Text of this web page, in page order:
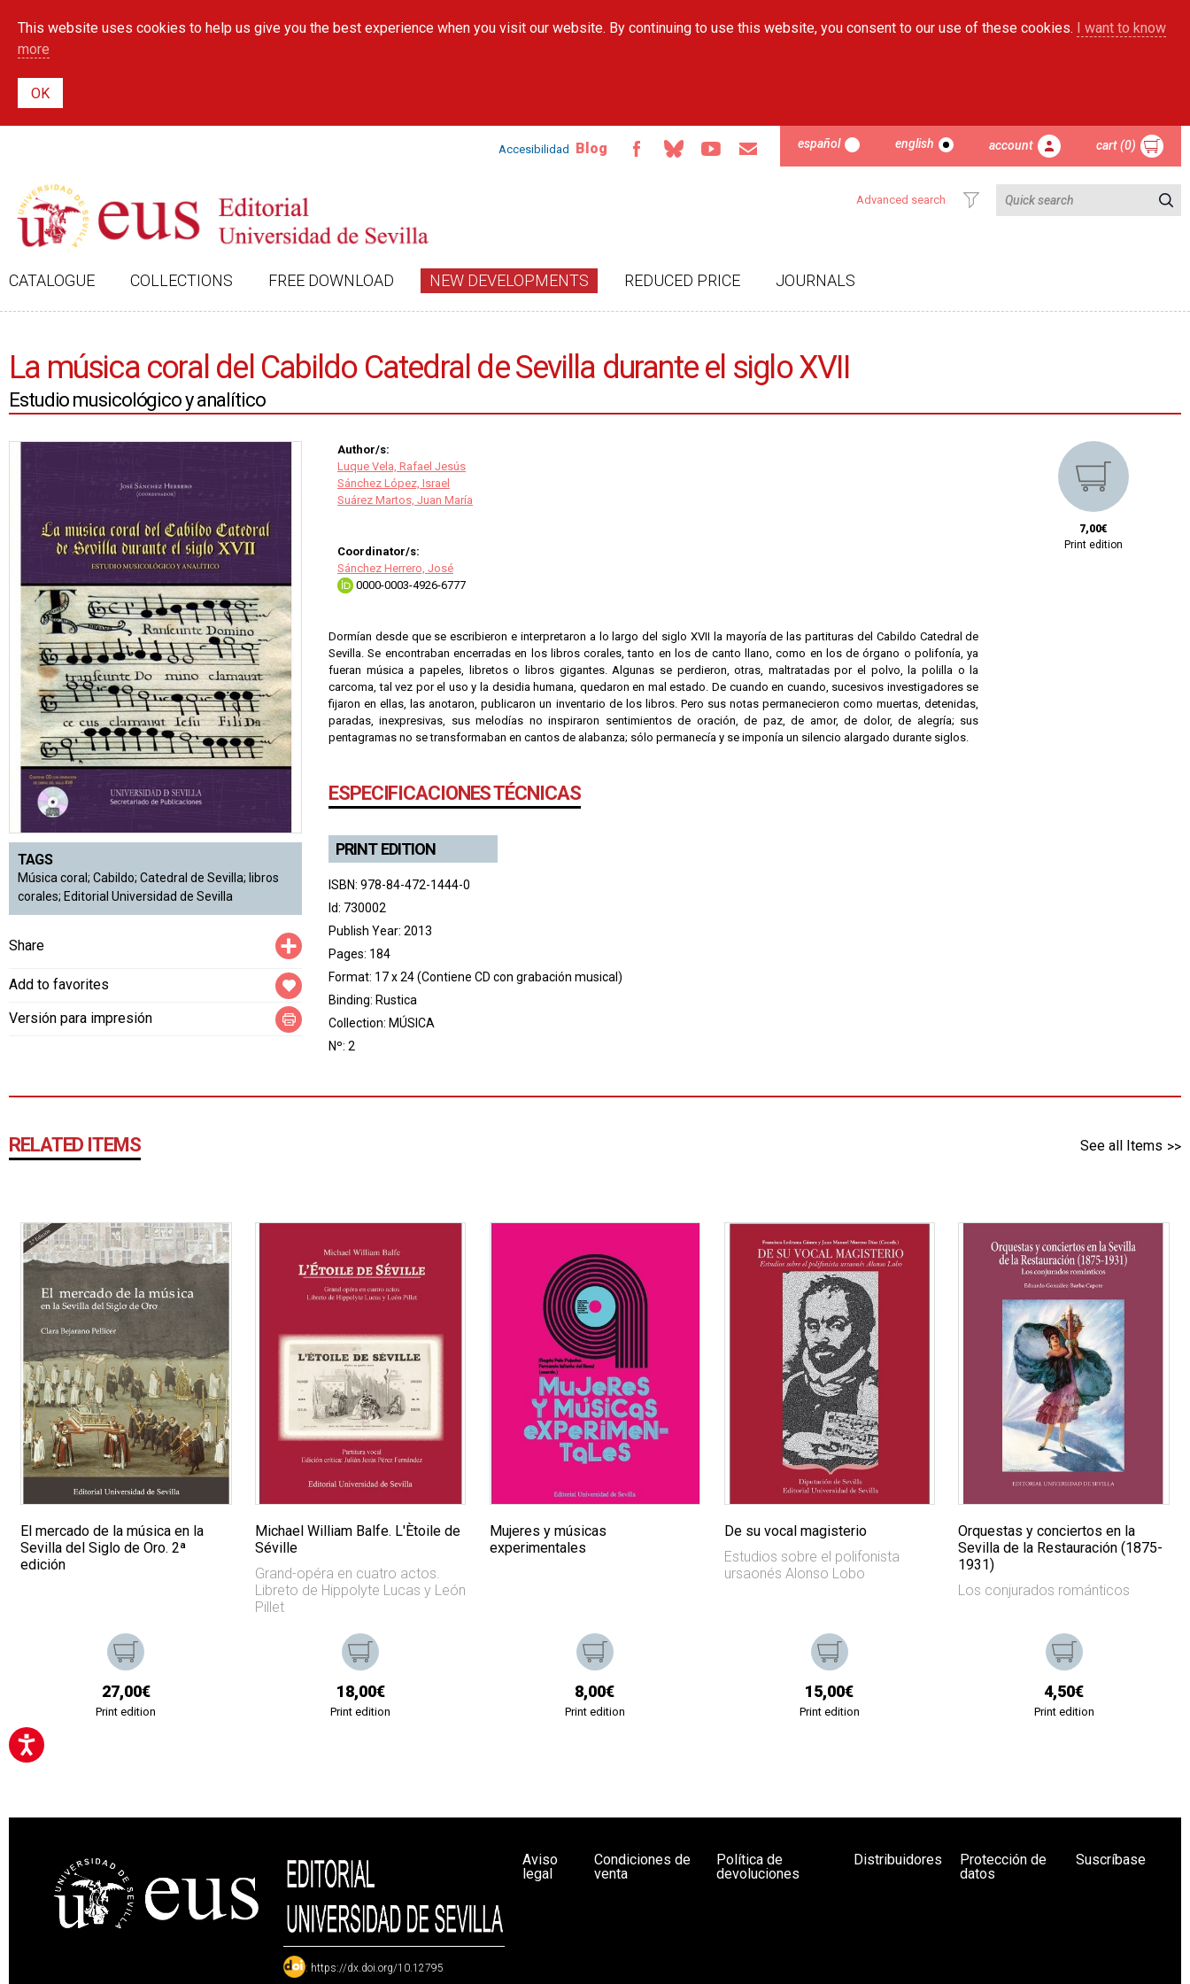
main
This website uses cookies to help us give you the best experience when you visit our website. By continuing to use this website, you consent to our use of these cookies. I want to know
more
Accesibilidad Blog español english account cart (0)
Advanced search
CATALOGUE COLLECTIONS FREE DOWNLOAD NEW DEVELOPMENTS REDUCED PRICE JOURNALS
La música coral del Cabildo Catedral de Sevilla durante el siglo XVII
Estudio musicológico y analítico
TAGS
Música coral; Cabildo; Catedral de Sevilla; libros
corales; Editorial Universidad de Sevilla
Share Compartir
Add to favorites
Versión para impresión
Author/s:
Luque Vela, Rafael Jesús
Sánchez López, Israel
Suárez Martos, Juan María
Coordinator/s:
Sánchez Herrero, José
0000-0003-4926-6777
Dormían desde que se escribieron e interpretaron a lo largo del siglo XVII la mayoría de las partituras del Cabildo Catedral de
Sevilla. Se encontraban encerradas en los libros corales, tanto en los de canto llano, como en los de órgano o polifonía, ya
fueran música a papeles, libretos o libros gigantes. Algunas se perdieron, otras, maltratadas por el polvo, la polilla o la
carcoma, tal vez por el uso y la desidia humana, quedaron en mal estado. De cuando en cuando, sucesivos investigadores se
fijaron en ellas, las anotaron, publicaron un inventario de los libros. Pero sus notas permanecieron como muertas, detenidas,
paradas, inexpresivas, sus melodías no inspiraron sentimientos de oración, de paz, de amor, de dolor, de alegría; sus
pentagramas no se transformaban en cantos de alabanza; sólo permanecía y se imponía un silencio alargado durante siglos.
ESPECIFICACIONES TÉCNICAS
PRINT EDITION
ISBN: 978-84-472-1444-0
Id: 730002
Publish Year: 2013
Pages: 184
Format: 17 x 24 (Contiene CD con grabación musical)
Binding: Rustica
Collection: MÚSICA
Nº: 2
7,00€
Print edition
RELATED ITEMS See all Items
El mercado de la música en la
Sevilla del Siglo de Oro. 2ª
edición
27,00€
Print edition
Michael William Balfe. L'Ètoile de
Séville
Grand-opéra en cuatro actos.
Libreto de Hippolyte Lucas y León
Pillet
18,00€
Print edition
Mujeres y músicas
experimentales
8,00€
Print edition
De su vocal magisterio
Estudios sobre el polifonista
ursaonés Alonso Lobo
15,00€
Print edition
Orquestas y conciertos en la
Sevilla de la Restauración (1875-
1931)
Los conjurados románticos
4,50€
Print edition
: https://dx.doi.org/10.12795
Aviso
legal
Condiciones de
venta
Política de
devoluciones
Distribuidores
Protección de
datos
Suscríbase